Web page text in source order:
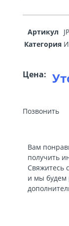
Артикул
Категория
Цена:
Позвонить
Вам
получить
Свяжитесь
и мы будем